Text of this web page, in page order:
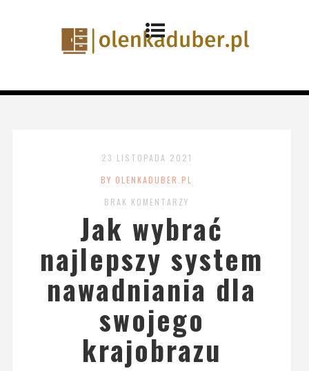
23 LISTOPADA 2021
BY OLENKADUBER.PL
BRAK KOMENTARZY
Jak wybrać
najlepszy system
nawadniania dla
swojego
krajobrazu